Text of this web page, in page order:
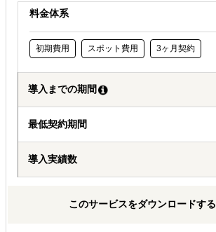
料金体系
初期費用 スポット費用 3ヶ月契約
導入までの期間
最低契約期間
導入実績数
このサービスをダウンロードする